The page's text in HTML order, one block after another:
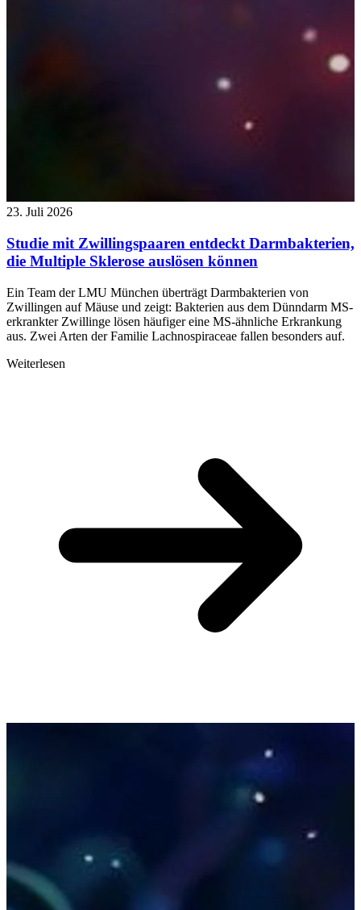
23. Juli 2026
Studie mit Zwillingspaaren entdeckt Darmbakterien,
die Multiple Sklerose auslösen können
Ein Team der LMU München überträgt Darmbakterien von
Zwillingen auf Mäuse und zeigt: Bakterien aus dem Dünndarm MS-
erkrankter Zwillinge lösen häufiger eine MS-ähnliche Erkrankung
aus. Zwei Arten der Familie Lachnospiraceae fallen besonders auf.
Weiterlesen